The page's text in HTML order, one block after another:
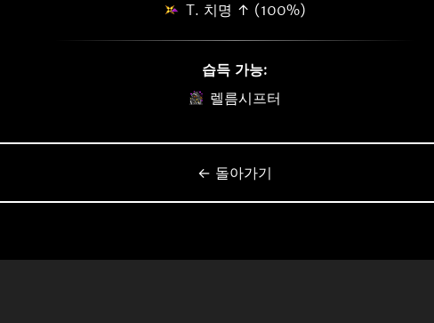
T. 치명 ↑ (100%)
습득 가능:
렐름시프터
← 돌아가기